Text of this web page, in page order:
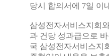
당시 합의서에 7일 이
삼성전자서비스지회
과 건당 성과급으로
국 삼성전자서비스지